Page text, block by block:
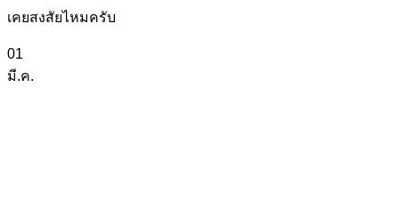
เคยสงสัยไหมครับ
01
มี.ค.